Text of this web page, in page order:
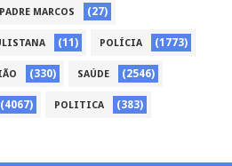
PADRE MARCOS (27)
(11) POLÍCIA (1773)
(330) SAÚDE (2546)
(4067) POLITICA (383)